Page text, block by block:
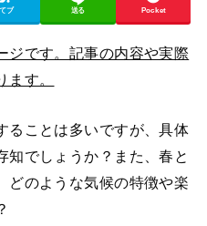
ブ 送る Pocket
ジです。記事の内容や実際
す。
ることは多いですが、具体
知でしょうか？また、春と
どのような気候の特徴や楽